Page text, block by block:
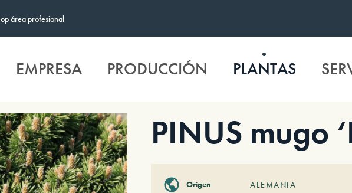
área profesional
EMPRESA PRODUCCIÓN PLANTAS
PINUS mugo
Origen ALEMANIA